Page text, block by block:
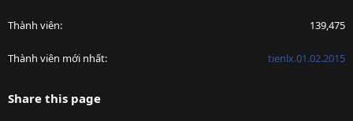
Thành viên 139,475
Thành viên mới nhất tienlx.01.02.2015
Share this page